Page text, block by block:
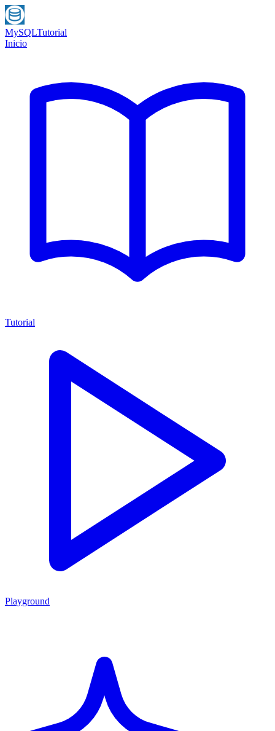
MySQLTutorial
Inicio
Tutorial
Playground